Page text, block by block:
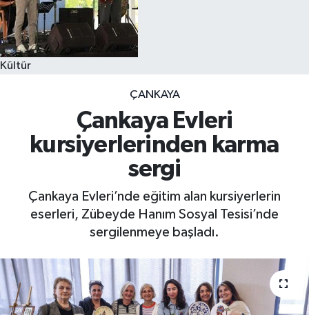
Kültür
ÇANKAYA
Çankaya Evleri
kursiyerlerinden karma
sergi
Çankaya Evleri’nde eğitim alan kursiyerlerin
eserleri, Zübeyde Hanım Sosyal Tesisi’nde
sergilenmeye başladı.